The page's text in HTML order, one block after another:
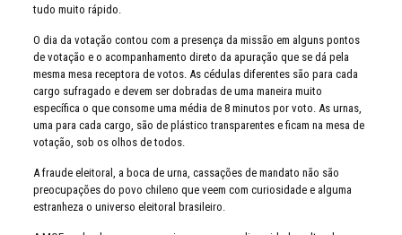
tudo muito rápido.
O dia da votação contou com a presença da missão em alguns pontos
de votação e o acompanhamento direto da apuração que se dá pela
mesma mesa receptora de votos. As cédulas diferentes são para cada
cargo sufragado e devem ser dobradas de uma maneira muito
específica o que consome uma média de 8 minutos por voto. As urnas,
uma para cada cargo, são de plástico transparentes e ficam na mesa de
votação, sob os olhos de todos.
A fraude eleitoral, a boca de urna, cassações de mandato não são
preocupações do povo chileno que veem com curiosidade e alguma
estranheza o universo eleitoral brasileiro.